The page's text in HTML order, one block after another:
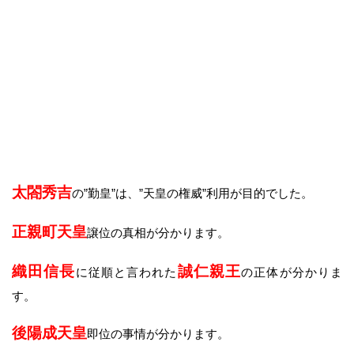
太閤秀吉の”勤皇”は、”天皇の権威”利用が目的でした。
正親町天皇譲位の真相が分かります。
織田信長に従順と言われた 誠仁親王の正体が分かりま
す。
後陽成天皇即位の事情が分かります。